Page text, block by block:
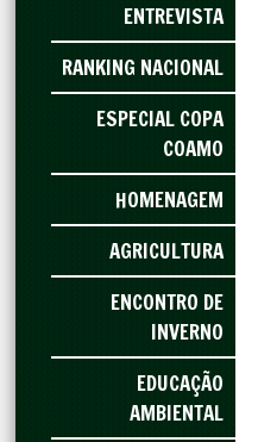
ENTREVISTA
RANKING NACIONAL
ESPECIAL COPA
COAMO
HOMENAGEM
AGRICULTURA
ENCONTRO DE
INVERNO
EDUCAÇÃO
AMBIENTAL